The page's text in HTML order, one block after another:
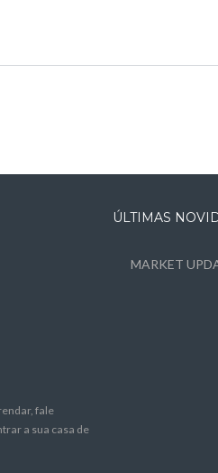
fale
a sua casa de
ÚLTIMAS
MARKET